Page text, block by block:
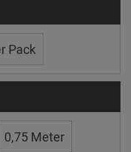
Pack
0,75 Meter